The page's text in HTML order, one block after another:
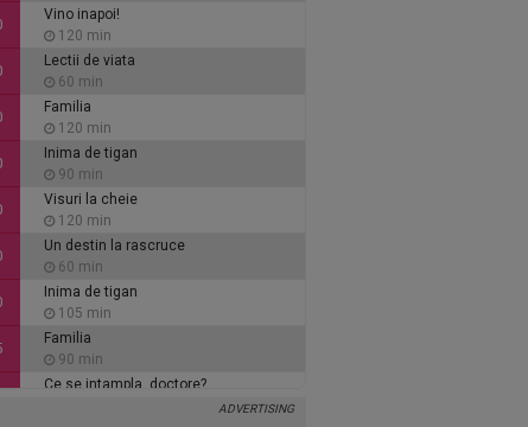
Vino inapoi!
120 min
Lectii de viata
60 min
Familia
120 min
Inima de tigan
90 min
Visuri la cheie
120 min
Un destin la rascruce
60 min
Inima de tigan
105 min
Familia
90 min
Ce se intampla, doctore?